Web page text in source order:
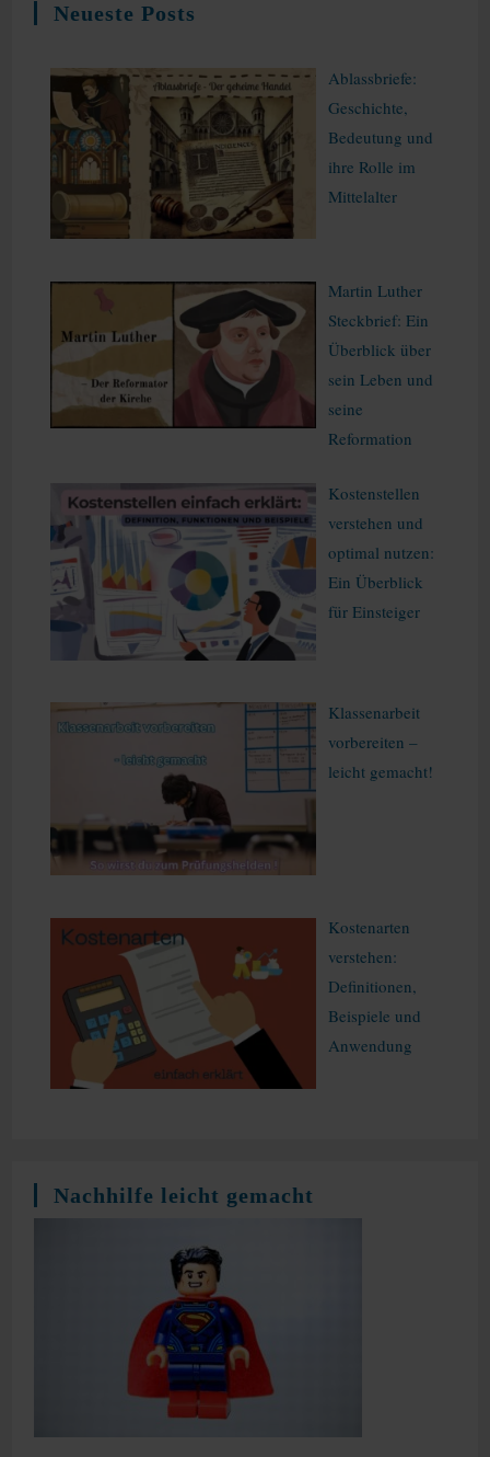
Neueste Posts
Ablassbriefe:
Geschichte,
Bedeutung und
ihre Rolle im
Mittelalter
Martin Luther
Steckbrief: Ein
Überblick über
sein Leben und
seine
Reformation
Kostenstellen
verstehen und
optimal nutzen:
Ein Überblick
für Einsteiger
Klassenarbeit
vorbereiten –
leicht gemacht!
Kostenarten
verstehen:
Definitionen,
Beispiele und
Anwendung
Nachhilfe leicht gemacht